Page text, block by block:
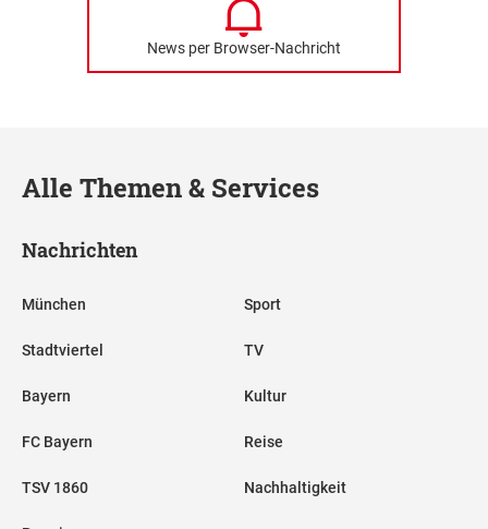
News per Browser-Nachricht
Alle Themen & Services
Nachrichten
München
Stadtviertel
Bayern
FC Bayern
TSV 1860
Sport
TV
Kultur
Reise
Nachhaltigkeit